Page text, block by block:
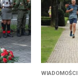
WIADOMOŚCI